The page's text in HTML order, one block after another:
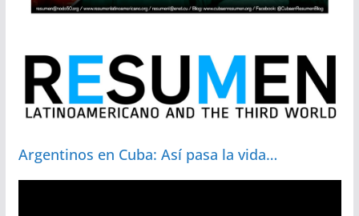
Argentinos en Cuba: Así pasa la vida…